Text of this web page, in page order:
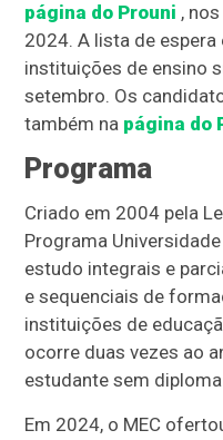
página do Prouni ,
2024. A lista de
instituições de ensino
setembro. Os
também na página do
Programa
Criado em 2004 pela
Programa
estudo integrais e
e sequenciais de
instituições de
ocorre duas vezes ao
estudante sem
Em 2024, o MEC